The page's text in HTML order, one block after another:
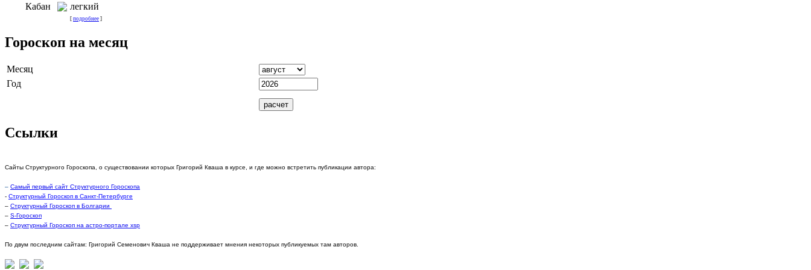
Кабан легкий
[ подробнее ]
Гороскоп на месяц
Месяц
Год
Ссылки
Сайты Структурного Гороскопа, о существовании которых Григорий Кваша в курсе, и где можно встретить публикации автора:
– Самый первый сайт Структурного Гороскопа
- Структурный Гороскоп в Санкт-Петербурге
– Структурный Гороскоп в Болгарии
– S-Гороскоп
– Структурный Гороскоп на астро-портале xsp
По двум последним сайтам: Григорий Семенович Кваша не поддерживает мнения некоторых публикуемых там авторов.